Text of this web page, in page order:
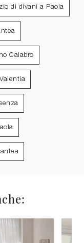
di divani a Paola
Calabro